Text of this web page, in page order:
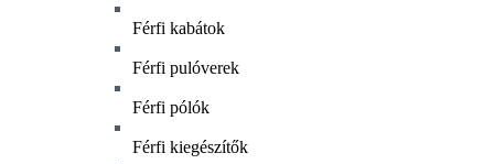
Férfi kabátok
Férfi pulóverek
Férfi pólók
Férfi kiegészítők